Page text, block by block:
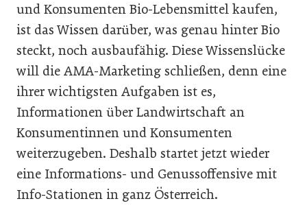
und Konsumenten Bio-Lebensmittel kaufen,
ist das Wissen darüber, was genau hinter Bio
steckt, noch ausbaufähig. Diese Wissenslücke
will die AMA-Marketing schließen, denn eine
ihrer wichtigsten Aufgaben ist es,
Informationen über Landwirtschaft an
Konsumentinnen und Konsumenten
weiterzugeben. Deshalb startet jetzt wieder
eine Informations- und Genussoffensive mit
Info-Stationen in ganz Österreich.